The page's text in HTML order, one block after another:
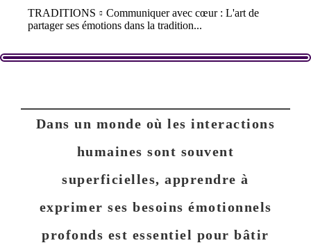
TRADITIONS
Communiquer avec cœur : L'art de
partager ses émotions dans la tradition...
Dans un monde où les interactions
humaines sont souvent
superficielles, apprendre à
exprimer ses besoins émotionnels
profonds est essentiel pour bâtir